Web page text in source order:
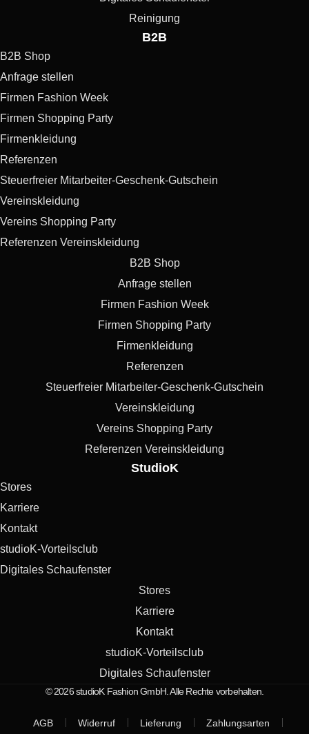
Reinigung
B2B
B2B Shop
Anfrage stellen
Firmen Fashion Week
Firmen Shopping Party
Firmenkleidung
Referenzen
Steuerfreier Mitarbeiter-Geschenk-Gutschein
Vereinskleidung
Vereins Shopping Party
Referenzen Vereinskleidung
B2B Shop
Anfrage stellen
Firmen Fashion Week
Firmen Shopping Party
Firmenkleidung
Referenzen
Steuerfreier Mitarbeiter-Geschenk-Gutschein
Vereinskleidung
Vereins Shopping Party
Referenzen Vereinskleidung
StudioK
Stores
Karriere
Kontakt
studioK-Vorteilsclub
Digitales Schaufenster
Stores
Karriere
Kontakt
studioK-Vorteilsclub
Digitales Schaufenster
© 2026 studioK Fashion GmbH. Alle Rechte vorbehalten.
AGB Widerruf Lieferung Zahlungsarten